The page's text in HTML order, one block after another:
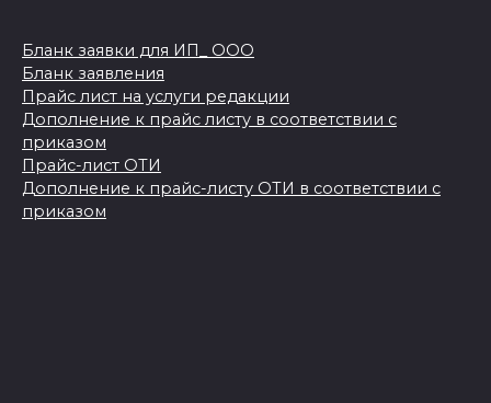
Бланк заявки для ИП_ ООО
Бланк заявления
Прайс лист на услуги редакции
Дополнение к прайс листу в соответствии с
приказом
Прайс-лист ОТИ
Дополнение к прайс-листу ОТИ в соответствии с
приказом